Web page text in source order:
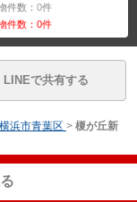
件数：0件
件数：0件
LINEで共有する
横浜市青葉区 > 榎が丘新